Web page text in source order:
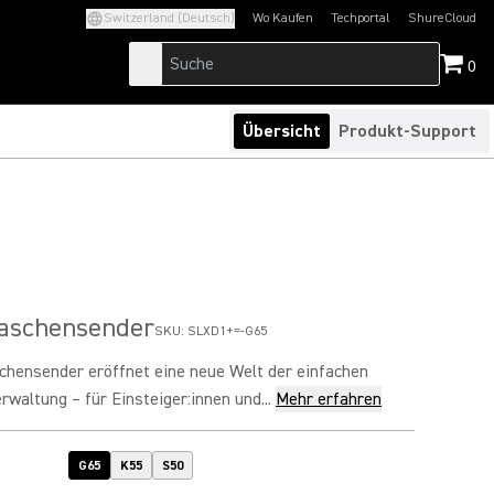
Switzerland (Deutsch) Wo Kaufen Techportal
(Opens in a new tab)ShureCloud
(Opens in a new
0
Übersicht Produkt-Support
SKU: SLXD1+=-G65
eröffnet eine neue Welt der einfachen
– für Einsteiger:innen und... Mehr erfahren
G65 K55 S50